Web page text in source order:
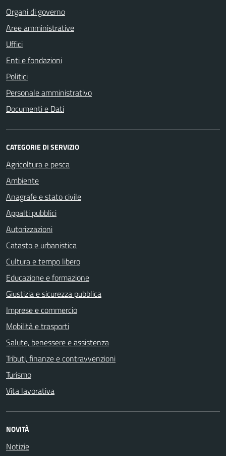
Organi di governo
Aree amministrative
Uffici
Enti e fondazioni
Politici
Personale amministrativo
Documenti e Dati
CATEGORIE DI SERVIZIO
Agricoltura e pesca
Ambiente
Anagrafe e stato civile
Appalti pubblici
Autorizzazioni
Catasto e urbanistica
Cultura e tempo libero
Educazione e formazione
Giustizia e sicurezza pubblica
Imprese e commercio
Mobilità e trasporti
Salute, benessere e assistenza
Tributi, finanze e contravvenzioni
Turismo
Vita lavorativa
NOVITÀ
Notizie